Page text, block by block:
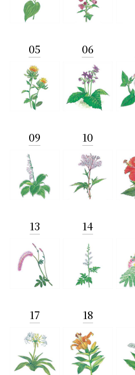
05 06
09 10
13 14
17 18